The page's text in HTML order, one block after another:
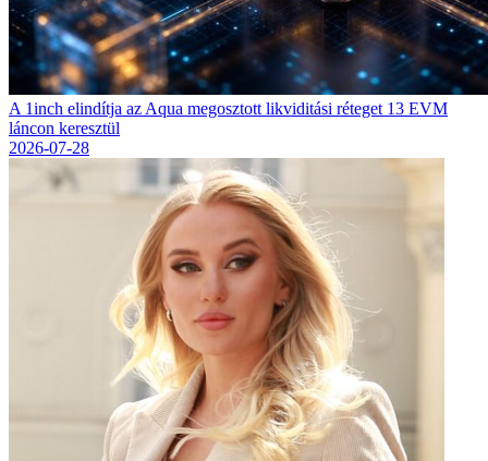
A 1inch elindítja az Aqua megosztott likviditási réteget 13 EVM
láncon keresztül
2026-07-28